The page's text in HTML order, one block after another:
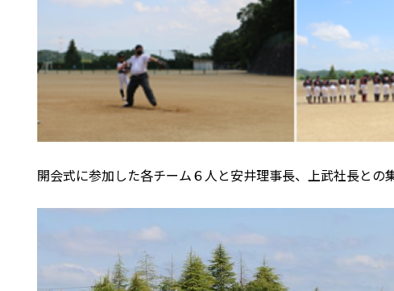
開会式に参加した各チーム６人と安井理事長、上武社長との